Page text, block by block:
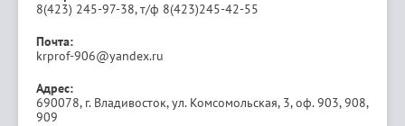
8(423) 245-97-38, т/ф 8(423)245-42-55
Почта:
krprof-906@yandex.ru
Адрес:
690078, г. Владивосток, ул. Комсомольская, 3, оф. 903, 908,
909